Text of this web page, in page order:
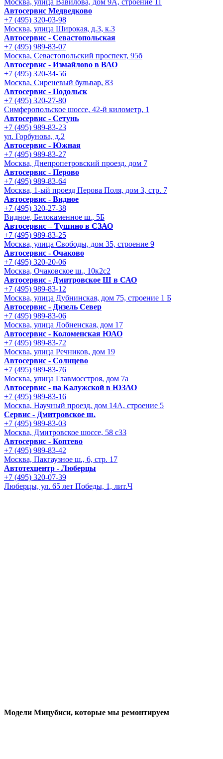
Москва, улица Вавилова, дом 9A, строение 11
Автосервис Медведково
+7 (495) 320-03-98
Москва, улица Широкая, д.3, к.3
Автосервис - Cевастопольская
+7 (495) 989-83-07
Москва, Севастопольский проспект, 95б
Автосервис - Измайлово в ВАО
+7 (495) 320-34-56
Москва, Сиреневый бульвар, 83
Автосервис - Подольск
+7 (495) 320-27-80
Симферопольское шоссе, 42-й километр, 1
Автосервис - Сетунь
+7 (495) 989-83-23
ул. Горбунова, д.2
Автосервис - Южная
+7 (495) 989-83-27
Москва, Днепропетровский проезд, дом 7
Автосервис - Перово
+7 (495) 989-83-64
Москва, 1-ый проезд Перова Поля, дом 3, стр. 7
Автосервис - Видное
+7 (495) 320-27-38
Видное, Белокаменное ш., 5Б
Автосервис – Тушино в СЗАО
+7 (495) 989-83-25
Москва, улица Свободы, дом 35, строение 9
Автосервис - Очаково
+7 (495) 320-20-06
Москва, Очаковское ш., 10к2с2
Автосервис - Дмитровское Ш в САО
+7 (495) 989-83-12
Москва, улица Дубнинская, дом 75, строение 1 Б
Автосервис - Дизель Север
+7 (495) 989-83-06
Москва, улица Лобненская, дом 17
Автосервис - Коломенская ЮАО
+7 (495) 989-83-72
Москва, улица Речников, дом 19
Автосервис - Солнцево
+7 (495) 989-83-76
Москва, улица Главмосстроя, дом 7а
Автосервис - на Калужской в ЮЗАО
+7 (495) 989-83-16
Москва, Научный проезд, дом 14А, строение 5
Сервис - Дмитровское ш.
+7 (495) 989-83-03
Москва, Дмитровское шоссе, 58 с33
Автосервис - Коптево
+7 (495) 989-83-42
Москва, Пакгаузное ш., 6, стр. 17
Автотехцентр - Люберцы
+7 (495) 320-07-39
Люберцы, ул. 65 лет Победы, 1, лит.Ч
Модели Мицубиси, которые мы ремонтируем